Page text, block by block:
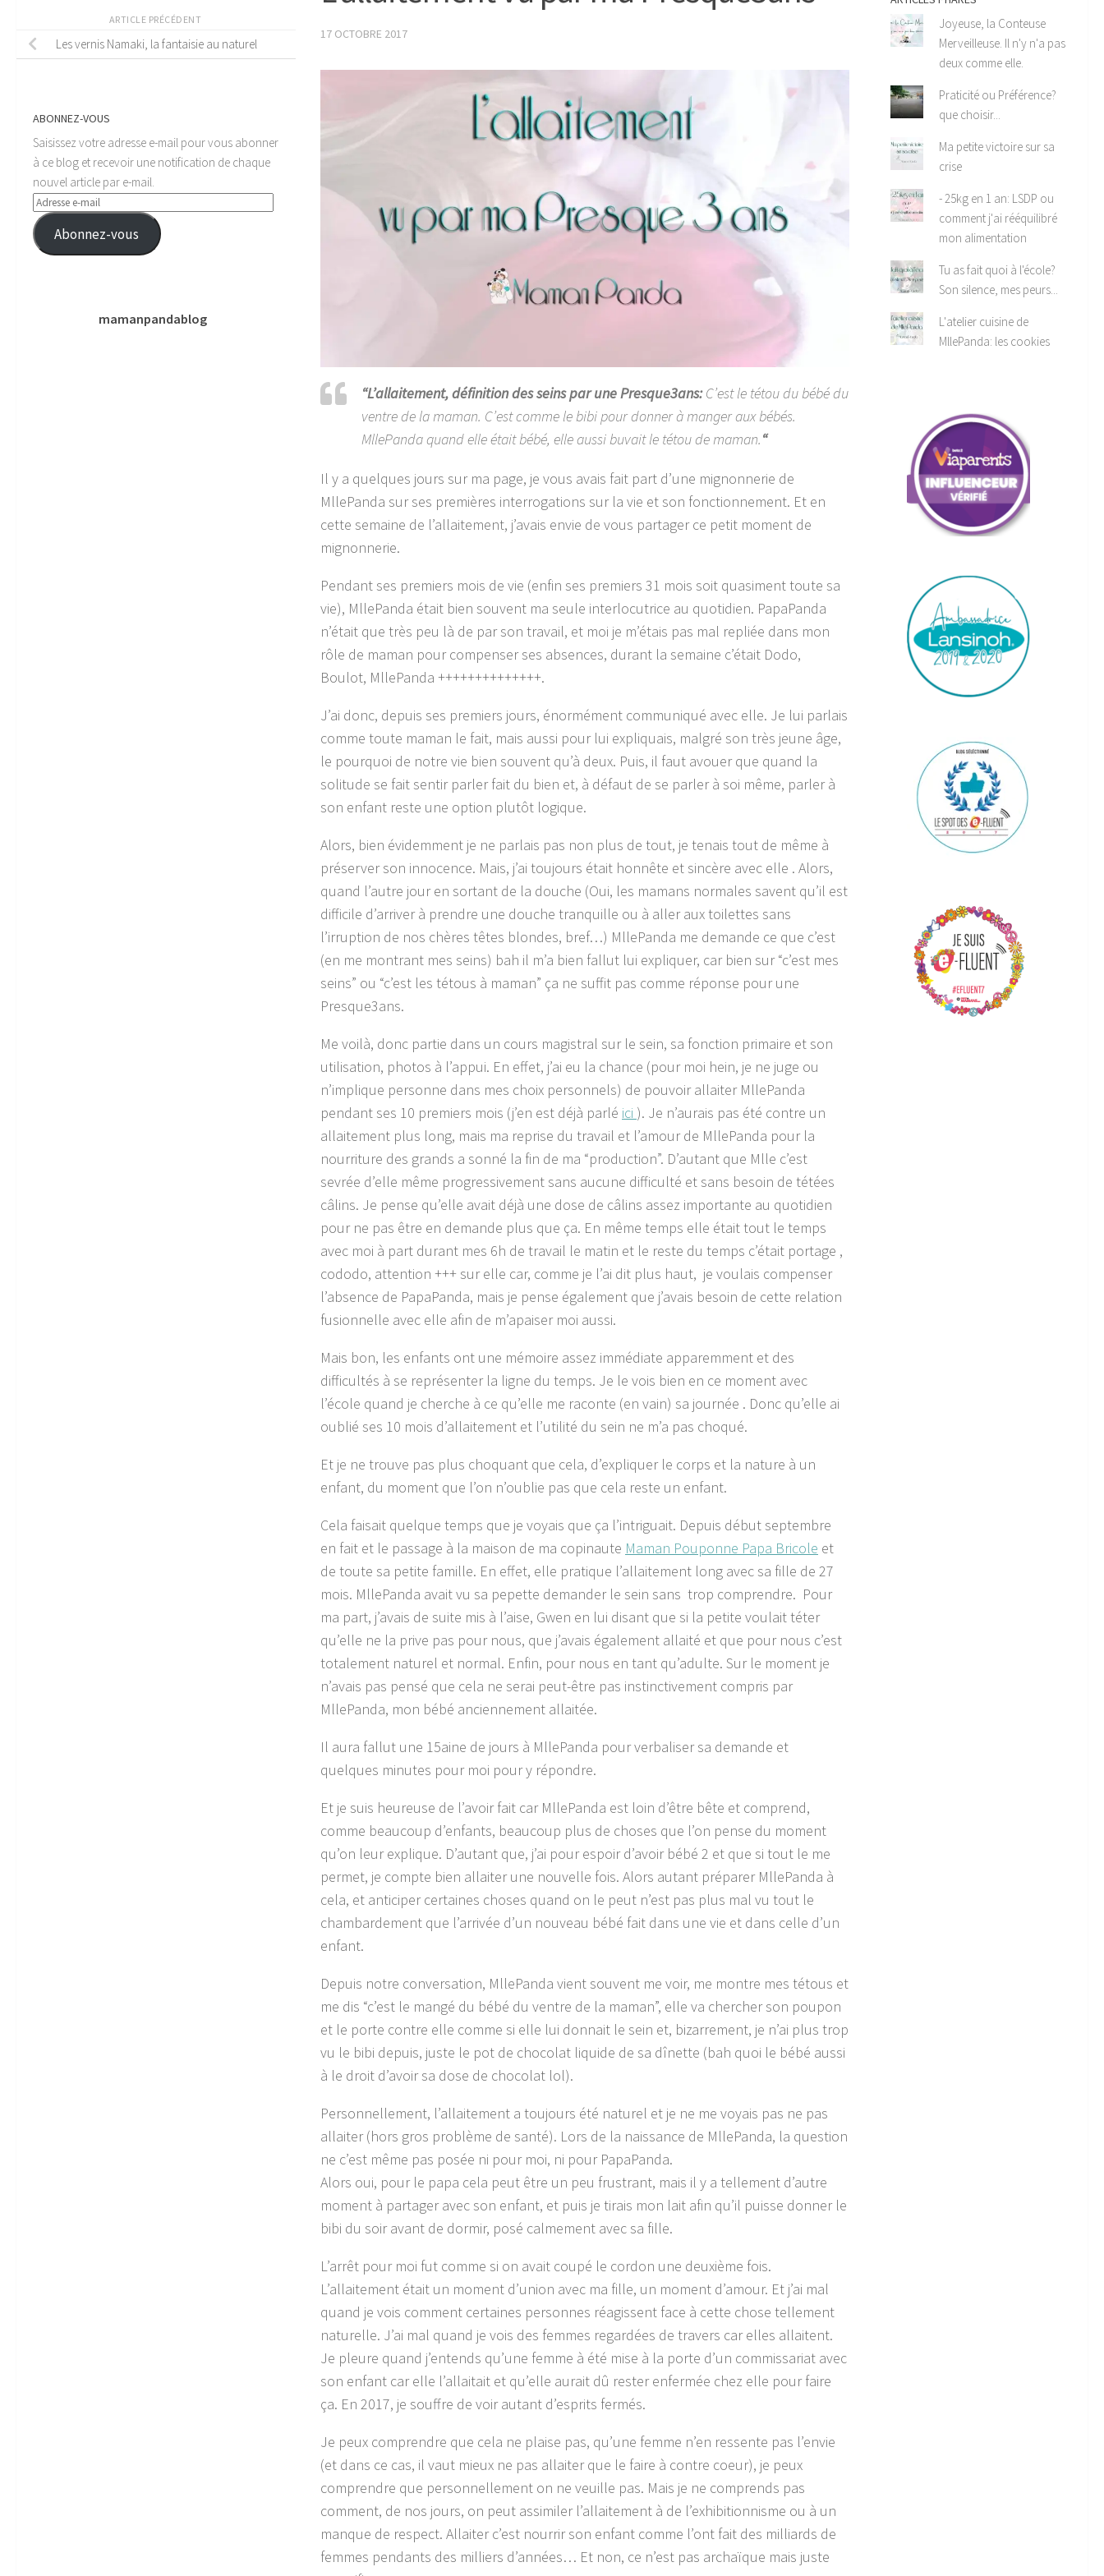
17 OCTOBRE 2017
“L’allaitement, définition des seins par une Presque3ans:C’est le tétou du bébé du
ventre de la maman. C’est comme le bibi pour donner à manger aux bébés.
MllePanda quand elle était bébé, elle aussi buvait le tétou de maman.“
Il y a quelques jours sur ma page, je vous avais fait part d’une mignonnerie de
MllePanda sur ses premières interrogations sur la vie et son fonctionnement. Et en
cette semaine de l’allaitement, j’avais envie de vous partager ce petit moment de
mignonnerie.
Pendant ses premiers mois de vie (enfin ses premiers 31 mois soit quasiment toute sa
vie), MllePanda était bien souvent ma seule interlocutrice au quotidien. PapaPanda
n’était que très peu là de par son travail, et moi je m’étais pas mal repliée dans mon
rôle de maman pour compenser ses absences, durant la semaine c’était Dodo,
Boulot, MllePanda ++++++++++++++.
J’ai donc, depuis ses premiers jours, énormément communiqué avec elle. Je lui parlais
comme toute maman le fait, mais aussi pour lui expliquais, malgré son très jeune âge,
le pourquoi de notre vie bien souvent qu’à deux. Puis, il faut avouer que quand la
solitude se fait sentir parler fait du bien et, à défaut de se parler à soi même, parler à
son enfant reste une option plutôt logique.
Alors, bien évidemment je ne parlais pas non plus de tout, je tenais tout de même à
préserver son innocence. Mais, j’ai toujours était honnête et sincère avec elle . Alors,
quand l’autre jour en sortant de la douche (Oui, les mamans normales savent qu’il est
difficile d’arriver à prendre une douche tranquille ou à aller aux toilettes sans
l’irruption de nos chères têtes blondes, bref…) MllePanda me demande ce que c’est
(en me montrant mes seins) bah il m’a bien fallut lui expliquer, car bien sur “c’est mes
seins” ou “c’est les tétous à maman” ça ne suffit pas comme réponse pour une
Presque3ans.
Me voilà, donc partie dans un cours magistral sur le sein, sa fonction primaire et son
utilisation, photos à l’appui. En effet, j’ai eu la chance (pour moi hein, je ne juge ou
n’implique personne dans mes choix personnels) de pouvoir allaiter MllePanda
pendant ses 10 premiers mois (j’en est déjà parlé ici ). Je n’aurais pas été contre un
allaitement plus long, mais ma reprise du travail et l’amour de MllePanda pour la
nourriture des grands a sonné la fin de ma “production”. D’autant que Mlle c’est
sevrée d’elle même progressivement sans aucune difficulté et sans besoin de tétées
câlins. Je pense qu’elle avait déjà une dose de câlins assez importante au quotidien
pour ne pas être en demande plus que ça. En même temps elle était tout le temps
avec moi à part durant mes 6h de travail le matin et le reste du temps c’était portage ,
cododo, attention +++ sur elle car, comme je l’ai dit plus haut, je voulais compenser
l’absence de PapaPanda, mais je pense également que j’avais besoin de cette relation
fusionnelle avec elle afin de m’apaiser moi aussi.
Mais bon, les enfants ont une mémoire assez immédiate apparemment et des
difficultés à se représenter la ligne du temps. Je le vois bien en ce moment avec
l’école quand je cherche à ce qu’elle me raconte (en vain) sa journée . Donc qu’elle ai
oublié ses 10 mois d’allaitement et l’utilité du sein ne m’a pas choqué.
Et je ne trouve pas plus choquant que cela, d’expliquer le corps et la nature à un
enfant, du moment que l’on n’oublie pas que cela reste un enfant.
Cela faisait quelque temps que je voyais que ça l’intriguait. Depuis début septembre
en fait et le passage à la maison de ma copinaute Maman Pouponne Papa Bricole et
de toute sa petite famille. En effet, elle pratique l’allaitement long avec sa fille de 27
mois. MllePanda avait vu sa pepette demander le sein sans trop comprendre. Pour
ma part, j’avais de suite mis à l’aise, Gwen en lui disant que si la petite voulait téter
qu’elle ne la prive pas pour nous, que j’avais également allaité et que pour nous c’est
totalement naturel et normal. Enfin, pour nous en tant qu’adulte. Sur le moment je
n’avais pas pensé que cela ne serai peut-être pas instinctivement compris par
MllePanda, mon bébé anciennement allaitée.
Il aura fallut une 15aine de jours à MllePanda pour verbaliser sa demande et
quelques minutes pour moi pour y répondre.
Et je suis heureuse de l’avoir fait car MllePanda est loin d’être bête et comprend,
comme beaucoup d’enfants, beaucoup plus de choses que l’on pense du moment
qu’on leur explique. D’autant que, j’ai pour espoir d’avoir bébé 2 et que si tout le me
permet, je compte bien allaiter une nouvelle fois. Alors autant préparer MllePanda à
cela, et anticiper certaines choses quand on le peut n’est pas plus mal vu tout le
chambardement que l’arrivée d’un nouveau bébé fait dans une vie et dans celle d’un
enfant.
Depuis notre conversation, MllePanda vient souvent me voir, me montre mes tétous et
me dis “c’est le mangé du bébé du ventre de la maman”, elle va chercher son poupon
et le porte contre elle comme si elle lui donnait le sein et, bizarrement, je n’ai plus trop
vu le bibi depuis, juste le pot de chocolat liquide de sa dînette (bah quoi le bébé aussi
à le droit d’avoir sa dose de chocolat lol).
Personnellement, l’allaitement a toujours été naturel et je ne me voyais pas ne pas
allaiter (hors gros problème de santé). Lors de la naissance de MllePanda, la question
ne c’est même pas posée ni pour moi, ni pour PapaPanda.
Alors oui, pour le papa cela peut être un peu frustrant, mais il y a tellement d’autre
moment à partager avec son enfant, et puis je tirais mon lait afin qu’il puisse donner le
bibi du soir avant de dormir, posé calmement avec sa fille.
L’arrêt pour moi fut comme si on avait coupé le cordon une deuxième fois.
L’allaitement était un moment d’union avec ma fille, un moment d’amour. Et j’ai mal
quand je vois comment certaines personnes réagissent face à cette chose tellement
naturelle. J’ai mal quand je vois des femmes regardées de travers car elles allaitent.
Je pleure quand j’entends qu’une femme à été mise à la porte d’un commissariat avec
son enfant car elle l’allaitait et qu’elle aurait dû rester enfermée chez elle pour faire
ça. En 2017, je souffre de voir autant d’esprits fermés.
Je peux comprendre que cela ne plaise pas, qu’une femme n’en ressente pas l’envie
(et dans ce cas, il vaut mieux ne pas allaiter que le faire à contre coeur), je peux
comprendre que personnellement on ne veuille pas. Mais je ne comprends pas
comment, de nos jours, on peut assimiler l’allaitement à de l’exhibitionnisme ou à un
manque de respect. Allaiter c’est nourrir son enfant comme l’ont fait des milliards de
femmes pendants des milliers d’années… Et non, ce n’est pas archaïque mais juste
ARTICLE PRÉCÉDENT
Les vernis Namaki, la fantaisie au naturel
ABONNEZ-VOUS
Saisissez votre adresse e-mail pour vous abonner
à ce blog et recevoir une notification de chaque
nouvel article par e-mail.
Adresse
e-
mail
Abonnez-vous
mamanpandablog
Joyeuse, la Conteuse
Merveilleuse. Il n'y n'a pas
deux comme elle.
Praticité ou Préférence?
que choisir...
Ma petite victoire sur sa
crise
- 25kg en 1 an: LSDP ou
comment j'ai rééquilibré
mon alimentation
Tu as fait quoi à l'école?
Son silence, mes peurs...
L'atelier cuisine de
MllePanda: les cookies